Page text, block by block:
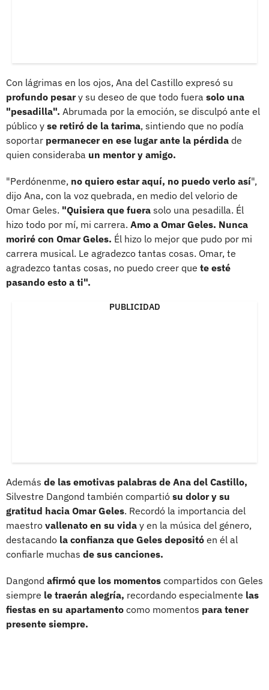
Con lágrimas en los ojos, Ana del Castillo expresó su
profundo pesary su deseo de que todo fuera solo una
"pesadilla". Abrumada por la emoción, se disculpó ante el
público y se retiró de la tarima, sintiendo que no podía
soportar permanecer en ese lugar ante la pérdida de
quien consideraba un mentor y amigo.
"Perdónenme, no quiero estar aquí, no puedo verlo así",
dijo Ana, con la voz quebrada, en medio del velorio de
Omar Geles. "Quisiera que fuera solo una pesadilla. Él
hizo todo por mí, mi carrera. Amo a Omar Geles. Nunca
moriré con Omar Geles. Él hizo lo mejor que pudo por mi
carrera musical. Le agradezco tantas cosas. Omar, te
agradezco tantas cosas, no puedo creer que te esté
pasando esto a ti".
PUBLICIDAD
Además de las emotivas palabras de Ana del Castillo,
Silvestre Dangond también compartió su dolor y su
gratitud hacia Omar Geles. Recordó la importancia del
maestro vallenato en su vida y en la música del género,
destacando la confianza que Geles depositó en él al
confiarle muchas de sus canciones.
Dangond afirmó que los momentos compartidos con Geles
siempre le traerán alegría, recordando especialmente las
fiestas en su apartamento como momentos para tener
presente siempre.